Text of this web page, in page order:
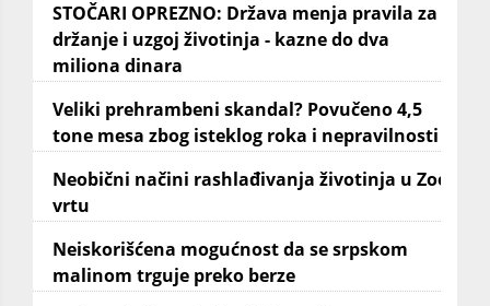
STOČARI OPREZNO: Država menja pravila za
držanje i uzgoj životinja - kazne do dva
miliona dinara
Veliki prehrambeni skandal? Povučeno 4,5
tone mesa zbog isteklog roka i nepravilnosti
Neobični načini rashlađivanja životinja u Zoo
vrtu
Neiskorišćena mogućnost da se srpskom
malinom trguje preko berze